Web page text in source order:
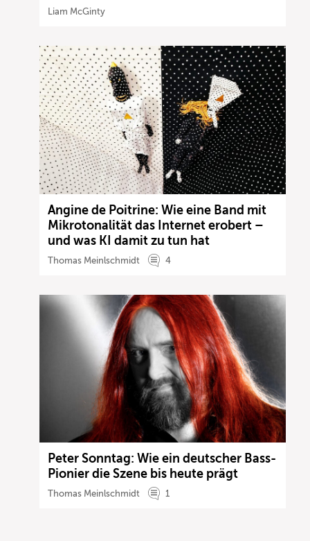
Liam McGinty
Angine de Poitrine: Wie eine Band mit
Mikrotonalität das Internet erobert –
und was KI damit zu tun hat
Thomas Meinlschmidt 4
Peter Sonntag: Wie ein deutscher Bass-
Pionier die Szene bis heute prägt
Thomas Meinlschmidt 1